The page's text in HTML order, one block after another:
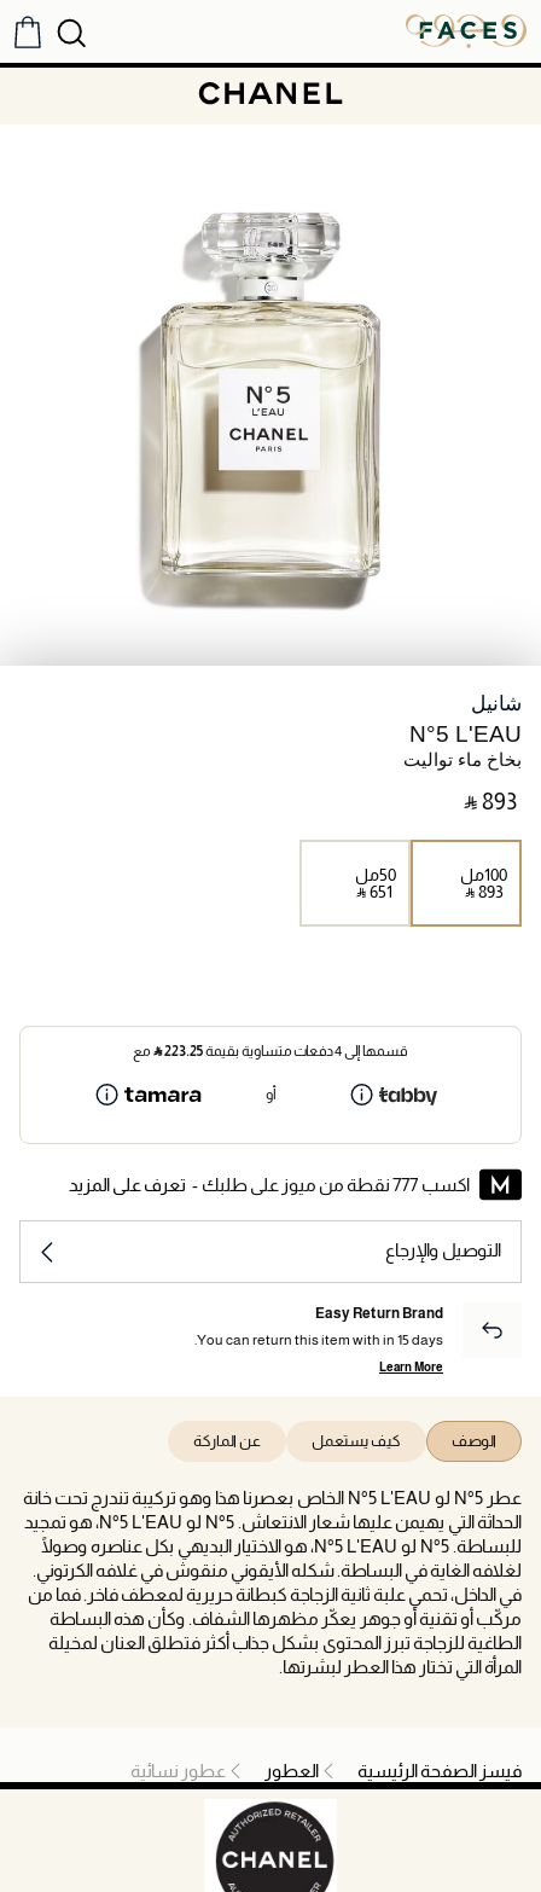
شانيل
N°5 L'EAU
بخاخ ماء تواليت
‎ ⃁ ⁦893⁩ ‎
100مل
‎ ⃁ ⁦893⁩ ‎
50مل
‎ ⃁ ⁦651⁩ ‎
قسمها إلى 4 دفعات متساوية بقيمة 223.25
⃁ مع
أو
اكسب 777 نقطة من ميوز على طلبك - تعرف على المزيد
التوصيل والإرجاع
Easy Return Brand
You can return this item with in 15 days.
Learn More
الوصف كيف يستعمل عن الماركة
عطر N°5 لو N°5 L'EAU الخاص بعصرنا هذا وهو تركيبة تندرج تحت خانة
الحداثة التي يهيمن عليها شعار الانتعاش. N°5 لو N°5 L'EAU، هو تمجيد
للبساطة. N°5 لو N°5 L'EAU، هو الاختيار البديهي بكل عناصره وصولًا
لغلافه الغاية في البساطة. شكله الأيقوني منقوش في غلافه الكرتوني.
في الداخل، تحمي علبة ثانية الزجاجة كبطانة حريرية لمعطف فاخر. فما من
مركّب أو تقنية أو جوهر يعكّر مظهرها الشفاف. وكأن هذه البساطة
الطاغية للزجاجة تبرز المحتوى بشكل جذاب أكثر فتطلق العنان لمخيلة
المرأة التي تختار هذا العطر لبشرتها.
فيسز الصفحة الرئيسية العطور عطور نسائية